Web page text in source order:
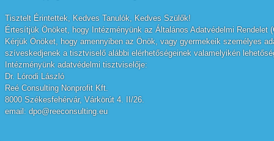
Tisztelt Érintettek, Kedves Tanulók, Kedves Szülők!
Értesítjük Önöket, hogy Intézményünk az Általános Adatvédelmi
Kérjük Önöket, hogy amennyiben az Önök, vagy gyermekeik személyes
szíveskedjenek a tisztviselő alábbi elérhetőségeinek valamelyikén
Intézményünk adatvédelmi tisztviselője:
Dr. Lórodi László
Reé Consulting Nonprofit Kft.
8000 Székesfehérvár, Várkörút 4. II/26.
email: dpo@reeconsulting.eu